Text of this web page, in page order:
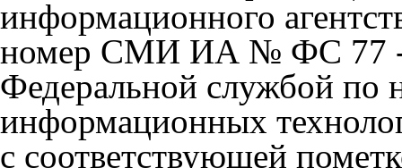
информационного
номер СМИ ИА № ФС 77 -
Федеральной службой по
информационных
с соответствующей